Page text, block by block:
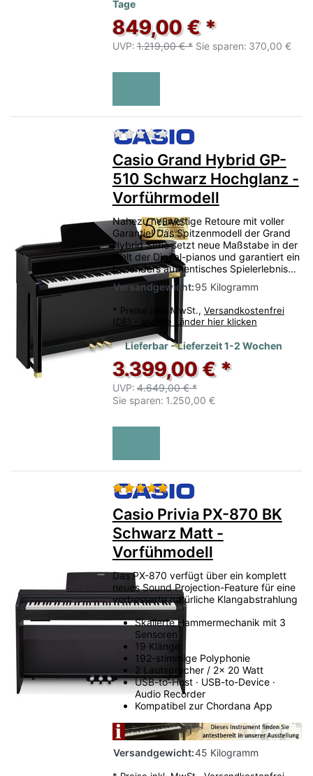
Tage
849,00 € *
UVP: 1.219,00 € * Sie sparen: 370,00 €
Zu diesem Produkt liegen
Casio Grand Hybrid GP-
510 Schwarz Hochglanz -
Vorführmodell
Nahezu neuwertige Retoure mit voller
Garantie! Das Spitzenmodell der Grand
Hybrid Serie setzt neue Maßstabe in der
Welt der Digital-pianos und garantiert ein
besonders authentisches Spielerlebnis…
Versandgewicht:95 Kilogramm
* Preise inkl. MwSt., Versandkostenfrei
(DE) - andere Länder hier klicken
Lieferbar - Lieferzeit 1-2 Wochen
3.399,00 € *
UVP: 4.649,00 € *
Sie sparen: 1.250,00 €
Bewertung: 5 von 5
Casio Privia PX-870 BK
Schwarz Matt -
Vorfühmodell
Das PX-870 verfügt über ein komplett
neues Sound Projection-Feature für eine
verbesserte natürliche Klangabstrahlung
Skalierte Hammermechanik mit 3
Sensoren
19 Klänge
192-stimmige Polyphonie
2 Lautsprecher / 2x 20 Watt
USB-to-Host · USB-to-Device ·
Audio Recorder
Kompatibel zur Chordana App
Versandgewicht:45 Kilogramm